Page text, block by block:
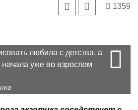
1359
любила с детства, а
начала уже во взрослом